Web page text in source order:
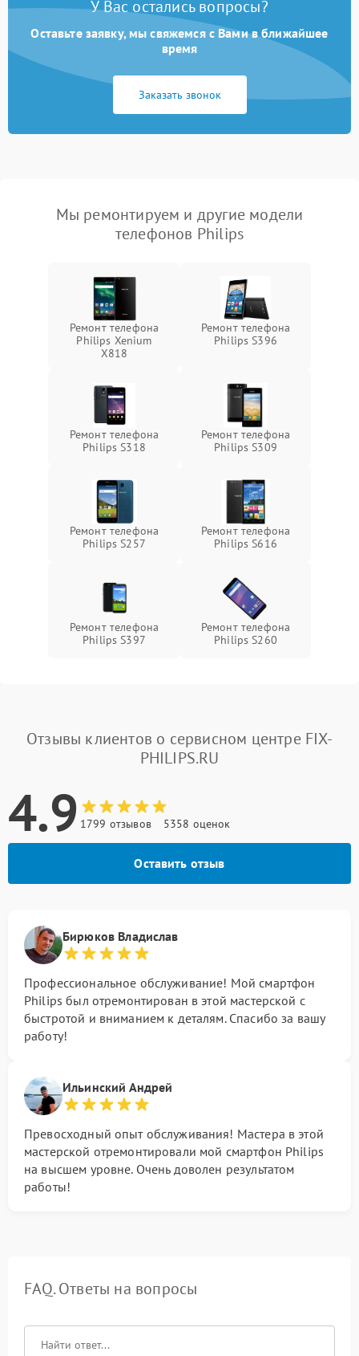
У Вас остались вопросы?
Оставьте заявку, мы свяжемся с Вами в ближайшее
время
Заказать звонок
Мы ремонтируем и другие модели
телефонов Philips
Ремонт телефона
Philips Xenium
X818
Ремонт телефона
Philips S396
Ремонт телефона
Philips S318
Ремонт телефона
Philips S309
Ремонт телефона
Philips S257
Ремонт телефона
Philips S616
Ремонт телефона
Philips S397
Ремонт телефона
Philips S260
Отзывы клиентов о сервисном центре FIX-
PHILIPS.RU
4.9 1799 отзывов 5358 оценок
Оставить отзыв
Бирюков Владислав
Профессиональное обслуживание! Мой смартфон
Philips был отремонтирован в этой мастерской с
быстротой и вниманием к деталям. Спасибо за вашу
работу!
Ильинский Андрей
Превосходный опыт обслуживания! Мастера в этой
мастерской отремонтировали мой смартфон Philips
на высшем уровне. Очень доволен результатом
работы!
FAQ. Ответы на вопросы